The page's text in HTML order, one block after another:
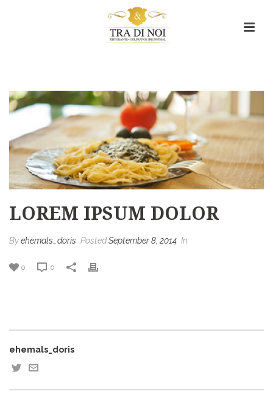
Lorem ipsum dolor
LOREM IPSUM DOLOR
Byehemals_doris PostedSeptember 8, 2014 In
0 0
ehemals_doris